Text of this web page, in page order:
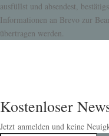
ausfüllst und absendest,
Informationen an Brevo zur
übertragen werden.
Kostenloser
Jetzt anmelden und keine